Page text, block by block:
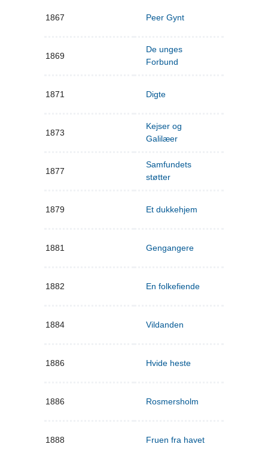
1867 Peer Gynt
1869
De unges
Forbund
1871 Digte
1873
Kejser og
Galilæer
1877
Samfundets
støtter
1879 Et dukkehjem
1881 Gengangere
1882 En folkefiende
1884 Vildanden
1886 Hvide heste
1886 Rosmersholm
1888 Fruen fra havet